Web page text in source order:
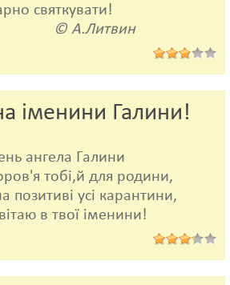
святкувати!
іменини Галини!
ангела Галини
тобі,й для родини,
позитиві усі карантини,
в твої іменини!